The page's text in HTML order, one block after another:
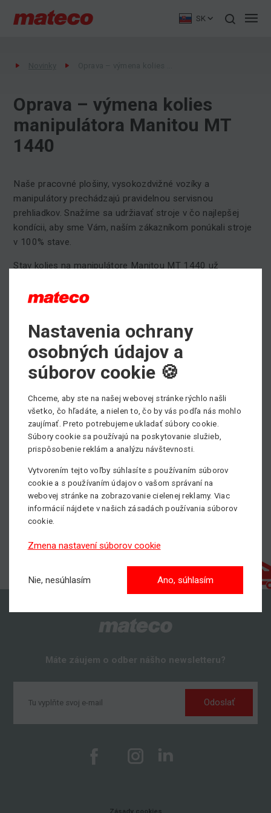
SK
Oprava – výmena kolies
manipulátora Manitou MT
1440
Naše pracovné plošiny, vysokozdvižné vozíky a
manipulátory prechádzajú pravidelnou servisnou
prehliadkov. Snažíme sa udržiavať stroje v čo najlepšej
kondícii, aby sme Vám, naším zákazníkom ponúkali stroje
v 100% stave.
Stav kolies na manipulátore Manitou MT 1440 už
kompletnú výmenu pneumatík.
13,53 metrov a celkovú nosnosť stroja 4 tony.
Technický prospekt s kompletnými informáciami o tomto
manipulátore nájdete na našej stránke, kliknite
Potrebujete si prenajať manipulátor, prípadne potrebujete
Neváhajte kontaktovať nášho obchodníka, všetky kontakty
nájdeteTU.
Pošlite nám nezáväzný dopyt
Máte záujem o odber nášho newsletteru?
Odoslať
Nastavenia ochrany
osobných údajov a
súborov cookie 🍪
Chceme, aby ste na našej webovej stránke rýchlo našli
všetko, čo hľadáte, a nielen to, čo by vás podľa nás mohlo
zaujímať. Preto potrebujeme ukladať súbory cookie.
Súbory cookie sa používajú na poskytovanie služieb,
prispôsobenie reklám a analýzu návštevnosti.
Vytvorením tejto voľby súhlasíte s používaním súborov
cookie a s používaním údajov o vašom správaní na
webovej stránke na zobrazovanie cielenej reklamy. Viac
informácií nájdete v našich zásadách používania súborov
cookie.
Zmena nastavení súborov cookie
Nie, nesúhlasím Ano, súhlasím